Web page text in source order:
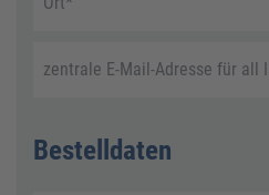
Bestelldaten